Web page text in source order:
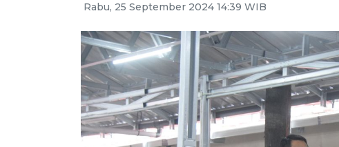
Rabu, 25 September 2024 14:39 WIB